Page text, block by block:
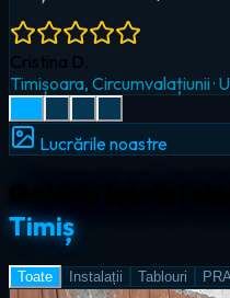
Radu I.
Giroc·Iluminat LED & smart
Lucrările noastre
Timiș
Toate Instalații Tablouri